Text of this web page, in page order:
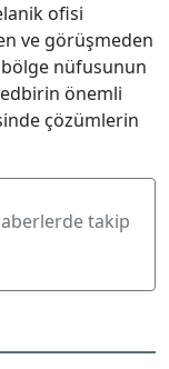
ofisi
ve görüşmeden
nüfusunun
önemli
çözümlerin
takip